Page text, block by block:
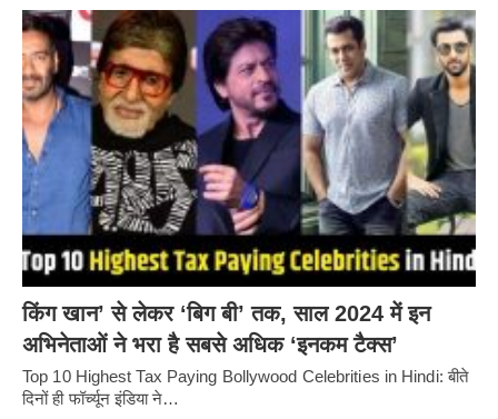
किंग खान’ से लेकर ‘बिग बी’ तक, साल 2024 में इन
अभिनेताओं ने भरा है सबसे अधिक ‘इनकम टैक्स’
Top 10 Highest Tax Paying Bollywood Celebrities in Hindi: बीते
दिनों ही फॉर्च्यून इंडिया ने…